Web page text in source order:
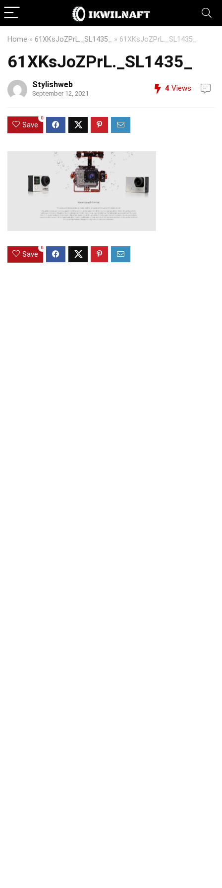
Home » 61XKsJoZPrL._SL1435_ » 61XKsJoZPrL._SL1435_
61XKsJoZPrL._SL1435_
Stylishweb
September 12, 2021
4 Views
Save
0
Save
0